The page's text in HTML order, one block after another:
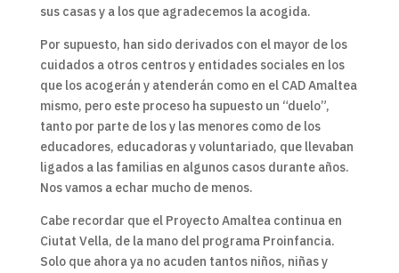
sus casas y a los que agradecemos la acogida.
Por supuesto, han sido derivados con el mayor de los
cuidados a otros centros y entidades sociales en los
que los acogerán y atenderán como en el CAD Amaltea
mismo, pero este proceso ha supuesto un “duelo”,
tanto por parte de los y las menores como de los
educadores, educadoras y voluntariado, que llevaban
ligados a las familias en algunos casos durante años.
Nos vamos a echar mucho de menos.
Cabe recordar que el Proyecto Amaltea continua en
Ciutat Vella, de la mano del programa Proinfancia.
Solo que ahora ya no acuden tantos niños, niñas y